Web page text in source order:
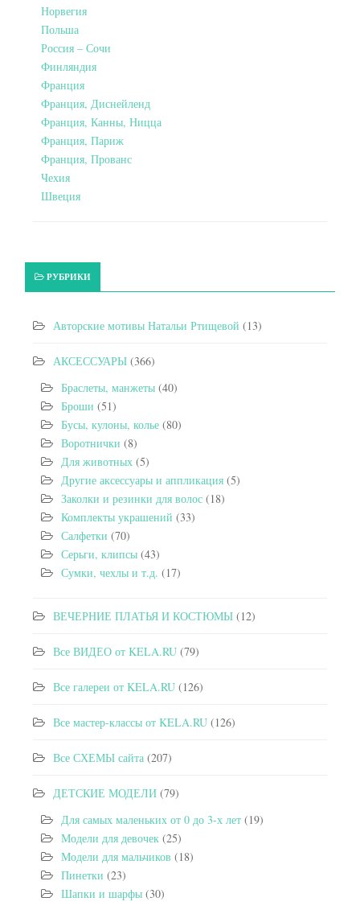
Норвегия
Польша
Россия – Сочи
Финляндия
Франция
Франция, Диснейленд
Франция, Канны, Ницца
Франция, Париж
Франция, Прованс
Чехия
Швеция
РУБРИКИ
Авторские мотивы Натальи Ртищевой (13)
АКСЕССУАРЫ (366)
Браслеты, манжеты (40)
Броши (51)
Бусы, кулоны, колье (80)
Воротнички (8)
Для животных (5)
Другие аксессуары и аппликация (5)
Заколки и резинки для волос (18)
Комплекты украшений (33)
Салфетки (70)
Серьги, клипсы (43)
Сумки, чехлы и т.д. (17)
ВЕЧЕРНИЕ ПЛАТЬЯ И КОСТЮМЫ (12)
Все ВИДЕО от KELA.RU (79)
Все галереи от KELA.RU (126)
Все мастер-классы от KELA.RU (126)
Все СХЕМЫ сайта (207)
ДЕТСКИЕ МОДЕЛИ (79)
Для самых маленьких от 0 до 3-х лет (19)
Модели для девочек (25)
Модели для мальчиков (18)
Пинетки (23)
Шапки и шарфы (30)